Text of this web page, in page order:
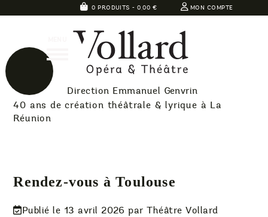
MON COMPTE
0 PRODUITS -0,00 €
Théatre
Vollard
Direction Emmanuel Genvrin
40 ans de création théâtrale & lyrique à La
Réunion
Rendez-vous à Toulouse
Publié le 13 avril 2026 par Théâtre Vollard